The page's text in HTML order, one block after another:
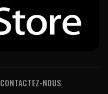
CONTACTEZ-NOUS